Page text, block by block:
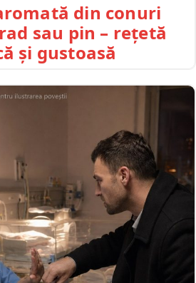
din conuri
sau pin – rețetă
și gustoasă